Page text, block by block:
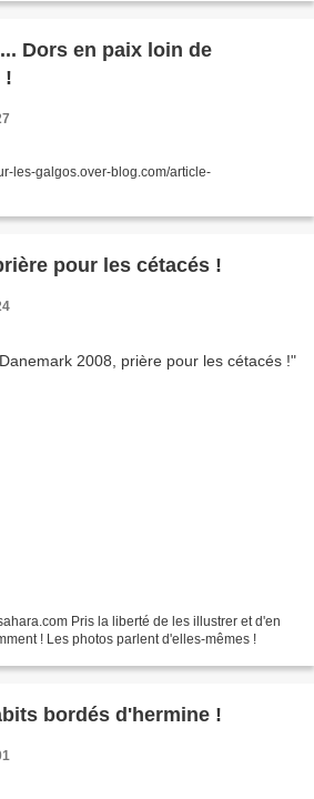
Dors en paix loin de
!
les-galgos.over-blog.com/article-
pour les cétacés !
Pris la liberté de les illustrer et d'en
! Les photos parlent d'elles-mêmes !
bordés d'hermine !